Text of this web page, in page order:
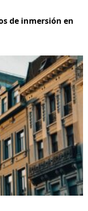
de inmersión en